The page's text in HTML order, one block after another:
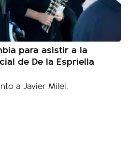
para asistir a la
de De la Espriella